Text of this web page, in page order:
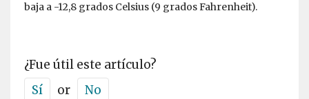
baja a -12,8 grados Celsius (9 grados Fahrenheit).
¿Fue útil este artículo?
Sí
or No